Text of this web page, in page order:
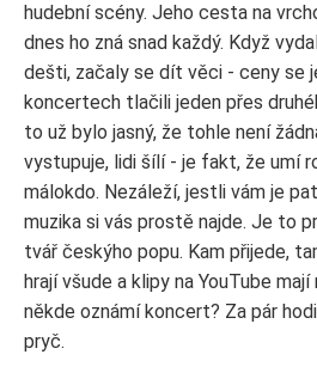
hudební scény. Jeho cesta na
dnes ho zná snad každý. Když
dešti, začaly se dít věci - ceny se
koncertech tlačili jeden přes
to už bylo jasný, že tohle není
vystupuje, lidi šílí - je fakt, že umí
málokdo. Nezáleží, jestli vám je
muzika si vás prostě najde. Je to
tvář českýho popu. Kam přijede,
hrají všude a klipy na YouTube
někde oznámí koncert? Za pár
pryč.